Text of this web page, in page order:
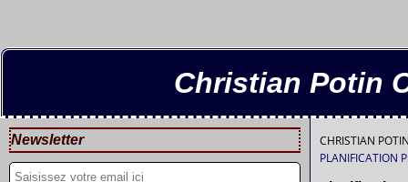
Christian Potin
Newsletter CHRISTIAN
PLANIFICATION